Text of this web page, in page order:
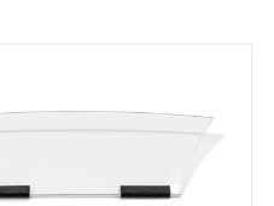
Leistungssteigerung
Elektrik